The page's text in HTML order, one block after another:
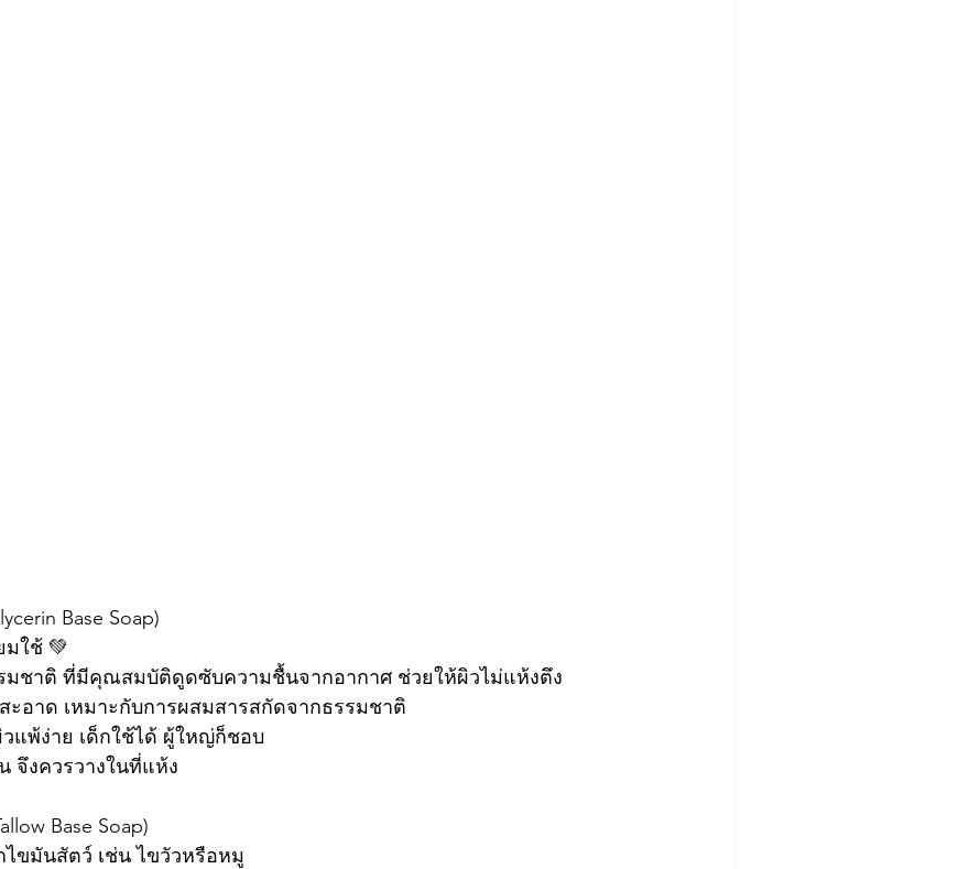
Base Soap)
มใช้ 💚
มชาติ ที่มีคุณสมบัติดูดซับความชื้นจากอากาศ ช่วยให้ผิวไม่แห้งตึง
ะอาด เหมาะกับการผสมสารสกัดจากธรรมชาติ
แพ้ง่าย เด็กใช้ได้ ผู้ใหญ่ก็ชอบ
จึงควรวางในที่แห้ง
Base Soap)
ขมันสัตว์ เช่น ไขวัวหรือหมู